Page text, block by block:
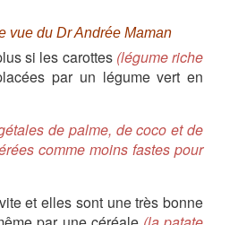
vue du Dr Andrée Maman
si les carottes (légume riche
par un légume vert en
de palme, de coco et de
comme moins fastes pour
et elles sont une très bonne